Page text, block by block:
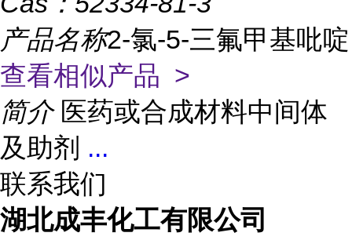
产品名称2-氯-5-三氟甲基吡啶
查看相似产品 >
简介 医药或合成材料中间体
及助剂 ...
联系我们
湖北成丰化工有限公司